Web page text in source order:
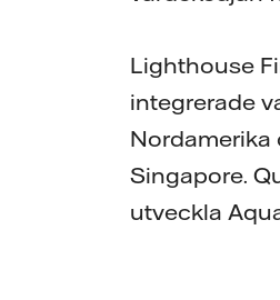
Lighthouse
integrerade
Nordamerika
Singapore.
utveckla